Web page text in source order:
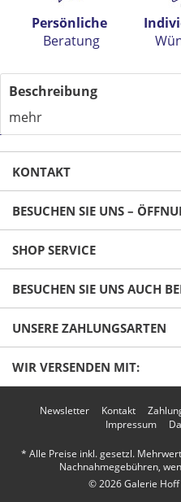
Ich habe die
verstanden und stimme
Senden
Persönliche
Beratung
Beschreibung
mehr
KONTAKT
BESUCHEN SIE UNS –
SHOP SERVICE
BESUCHEN SIE UNS AUCH
UNSERE ZAHLUNGSARTEN
WIR VERSENDEN MIT:
Newsletter Kontakt
Impressum
* Alle Preise inkl. gesetzl.
Nachnahmegebühren,
© 2026 Galerie Hoff